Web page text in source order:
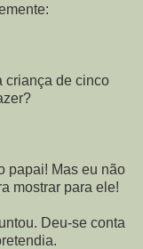
criança de cinco
papai! Mas eu não
mostrar para ele!
Deu-se conta